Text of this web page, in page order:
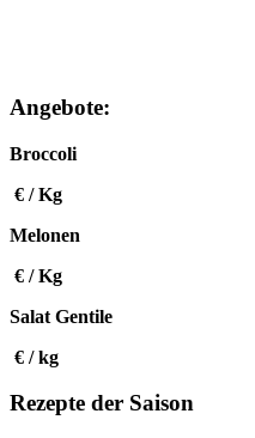
Angebote:
Broccoli
€ / Kg
Melonen
€ / Kg
Salat Gentile
€ / kg
Rezepte der Saison